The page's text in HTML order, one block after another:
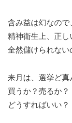
含み益は幻なの
精神衛生上、正し
全然儲けられない
来月は、選挙ど真
買うか？売るか？
どうすればいい？